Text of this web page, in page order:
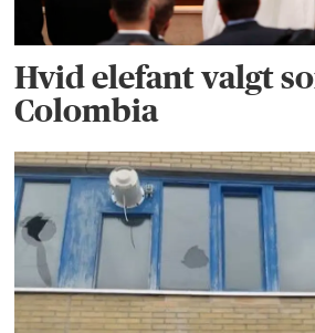
Hvid elefant valgt
Colombia